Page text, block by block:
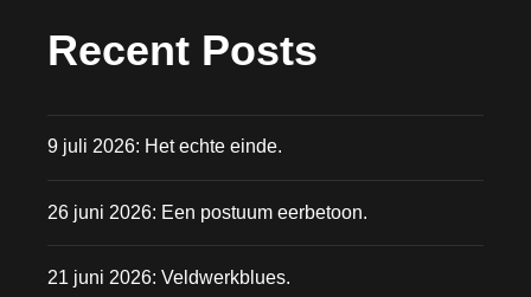
Recent Posts
9 juli 2026: Het echte einde.
26 juni 2026: Een postuum eerbetoon.
21 juni 2026: Veldwerkblues.